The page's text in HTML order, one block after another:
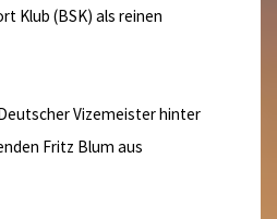
Klub (BSK) als reinen
Vizemeister hinter
Fritz Blum aus